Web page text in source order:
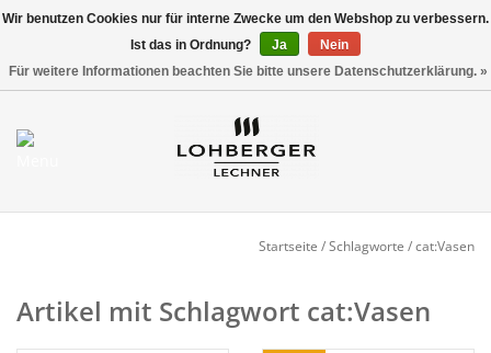
Mein Konto / Kundenkonto
NEU
Startseite /Schlagworte /cat:Vasen
Artikel mit Schlagwort cat:Vasen
Wir benutzen Cookies nur für interne Zwecke um den Webshop zu verbessern.
Ist das in Ordnung?
Ja
Nein
Für weitere Informationen beachten Sie bitte unsere Datenschutzerklärung. »